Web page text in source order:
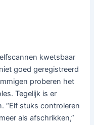
kwetsbaar
goed geregistreerd
proberen het
Tegelijk is er
“Elf stuks controleren
als afschrikken,”